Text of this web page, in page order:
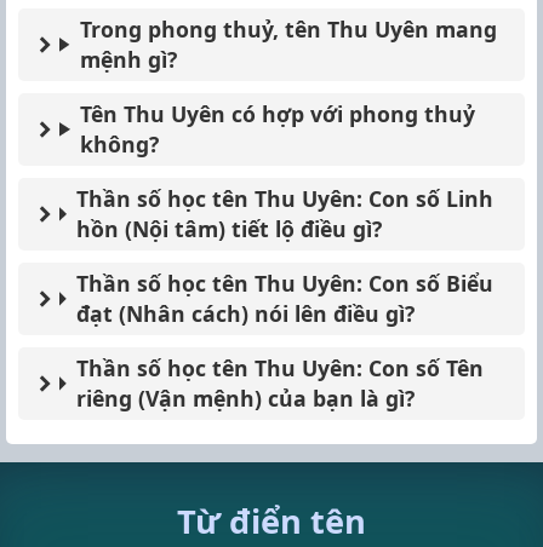
Trong phong thuỷ, tên Thu Uyên mang
mệnh gì?
Tên Thu Uyên có hợp với phong thuỷ
không?
Thần số học tên Thu Uyên: Con số Linh
hồn (Nội tâm) tiết lộ điều gì?
Thần số học tên Thu Uyên: Con số Biểu
đạt (Nhân cách) nói lên điều gì?
Thần số học tên Thu Uyên: Con số Tên
riêng (Vận mệnh) của bạn là gì?
Từ điển tên